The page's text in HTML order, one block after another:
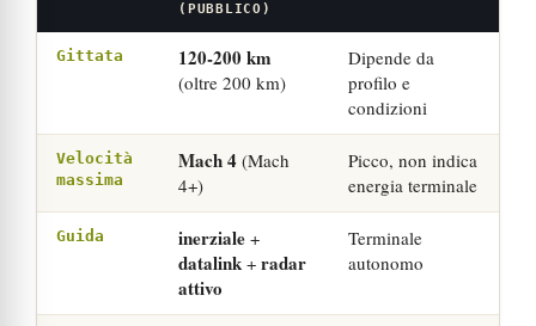
(PUBBLICO)
Gittata 120-200 km
(oltre 200 km)
Dipende da
profilo e
condizioni
Velocità
massima
Mach 4 (Mach
4+)
Picco, non indica
energia terminale
Guida inerziale +
datalink + radar
attivo
Terminale
autonomo